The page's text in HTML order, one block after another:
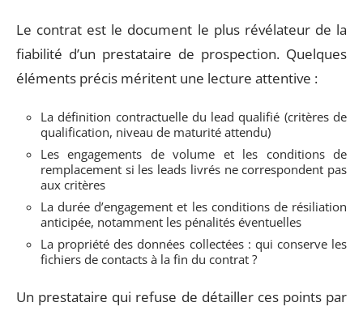
Le contrat est le document le plus révélateur de la
fiabilité d’un prestataire de prospection. Quelques
éléments précis méritent une lecture attentive :
La définition contractuelle du lead qualifié (critères de
qualification, niveau de maturité attendu)
Les engagements de volume et les conditions de
remplacement si les leads livrés ne correspondent pas
aux critères
La durée d’engagement et les conditions de résiliation
anticipée, notamment les pénalités éventuelles
La propriété des données collectées : qui conserve les
fichiers de contacts à la fin du contrat ?
Un prestataire qui refuse de détailler ces points par